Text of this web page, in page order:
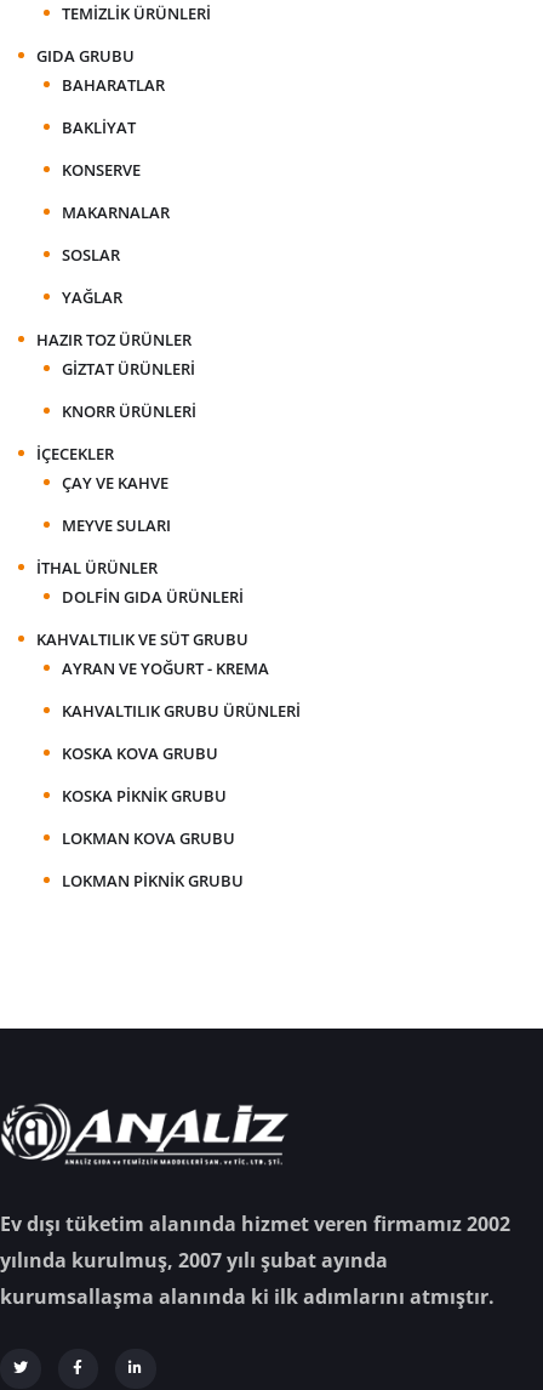
TEMIZLIK ÜRÜNLERI
GIDA GRUBU
BAHARATLAR
BAKLIYAT
KONSERVE
MAKARNALAR
SOSLAR
YAĞLAR
HAZIR TOZ ÜRÜNLER
GIZTAT ÜRÜNLERI
KNORR ÜRÜNLERI
İÇECEKLER
ÇAY VE KAHVE
MEYVE SULARI
İTHAL ÜRÜNLER
DOLFIN GIDA ÜRÜNLERI
KAHVALTILIK VE SÜT GRUBU
AYRAN VE YOĞURT - KREMA
KAHVALTILIK GRUBU ÜRÜNLERI
KOSKA KOVA GRUBU
KOSKA PIKNIK GRUBU
LOKMAN KOVA GRUBU
LOKMAN PIKNIK GRUBU
Ev dışı tüketim alanında hizmet veren firmamız 2002
yılında kurulmuş, 2007 yılı şubat ayında
kurumsallaşma alanında ki ilk adımlarını atmıştır.